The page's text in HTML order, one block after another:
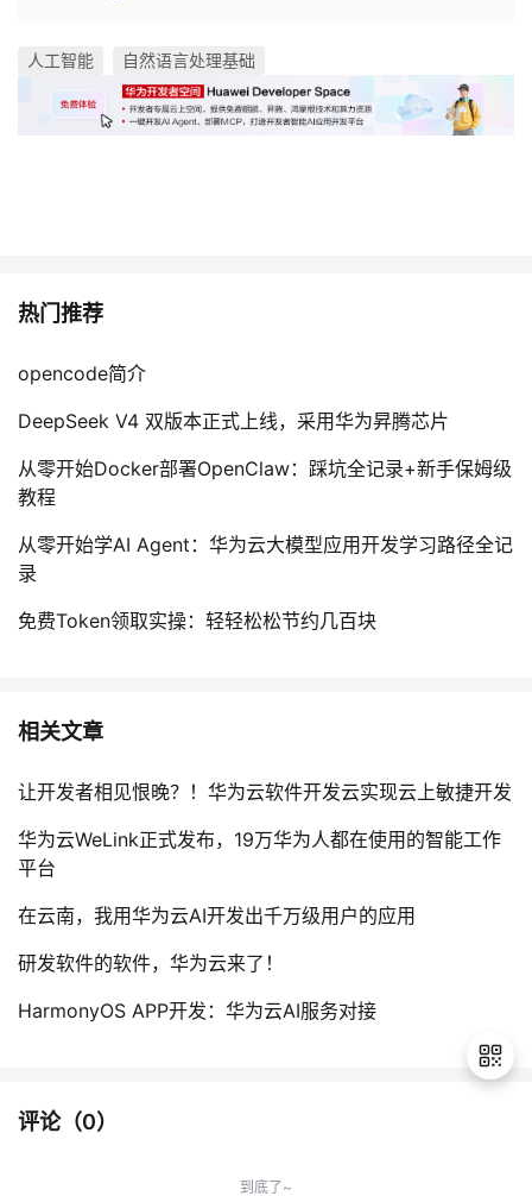
人工智能 自然语言处理基础
热门推荐
opencode简介
DeepSeek V4 双版本正式上线，采用华为昇腾芯片
从零开始Docker部署OpenClaw：踩坑全记录+新手保姆级
教程
从零开始学AI Agent：华为云大模型应用开发学习路径全记
录
免费Token领取实操：轻轻松松节约几百块
相关文章
让开发者相见恨晚？！华为云软件开发云实现云上敏捷开发
华为云WeLink正式发布，19万华为人都在使用的智能工作
平台
在云南，我用华为云AI开发出千万级用户的应用
研发软件的软件，华为云来了！
HarmonyOS APP开发：华为云AI服务对接
评论（0）
到底了~